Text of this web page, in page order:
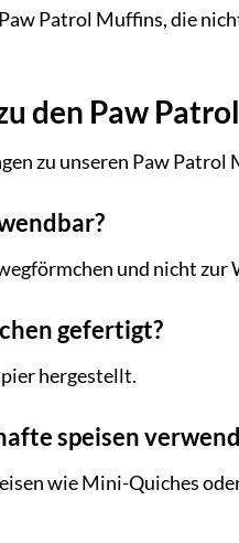
Patrol Muffins, die
den Paw
zu unseren Paw
und nicht zur
gefertigt?
hergestellt.
speisen
wie Mini-Quiches